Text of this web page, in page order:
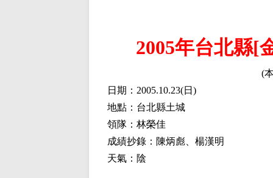
2005年台北縣[
(
日期：2005.10.23(日)
地點：台北縣土城
領隊：林榮佳
成績抄錄：陳炳彪、楊漢明
天氣：陰